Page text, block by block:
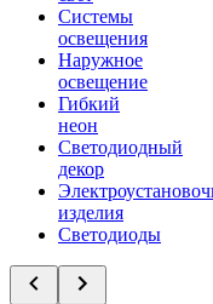
Системы
освещения
Наружное
освещение
Гибкий
неон
Светодиодный
декор
изделия
Светодиоды